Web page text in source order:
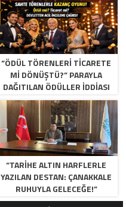
“ÖDÜL TÖRENLERİ TİCARETE
Mİ DÖNÜŞTÜ?” PARAYLA
DAĞITILAN ÖDÜLLER IDDIASI
GÜNDEMDE!
“TARIHE ALTIN HARFLERLE
YAZILAN DESTAN: ÇANAKKALE
RUHUYLA GELECEĞE!”